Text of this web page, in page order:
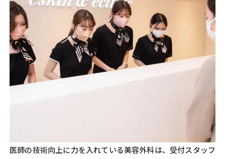
医師の技術向上に力を入れている美容外科は、受付スタッフ